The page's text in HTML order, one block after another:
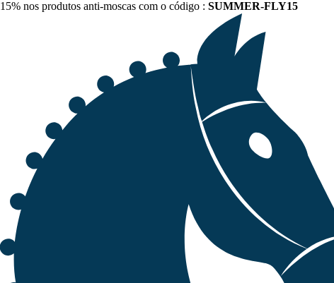
15% nos produtos anti-moscas com o código : SUMMER-FLY15